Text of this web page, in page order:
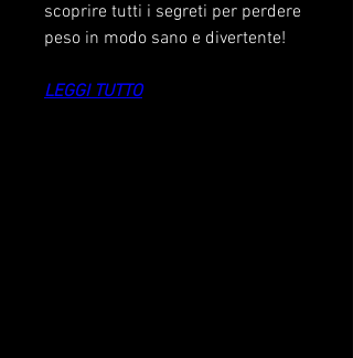
scoprire tutti i segreti per perdere
peso in modo sano e divertente!
LEGGI TUTTO